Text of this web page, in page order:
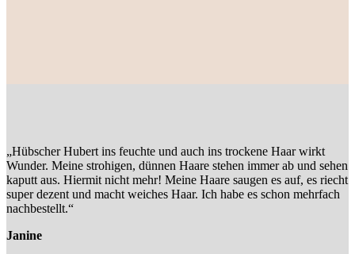
„Hübscher Hubert ins feuchte und auch ins trockene Haar wirkt
Wunder. Meine strohigen, dünnen Haare stehen immer ab und sehen
kaputt aus. Hiermit nicht mehr! Meine Haare saugen es auf, es riecht
super dezent und macht weiches Haar. Ich habe es schon mehrfach
nachbestellt.“
Janine